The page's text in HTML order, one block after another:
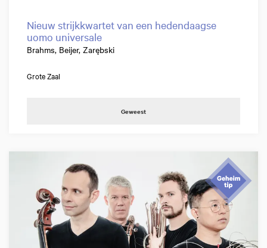
Nieuw strijkkwartet van een hedendaagse
uomo universale
Brahms, Beijer, Zarębski
Grote Zaal
Geweest